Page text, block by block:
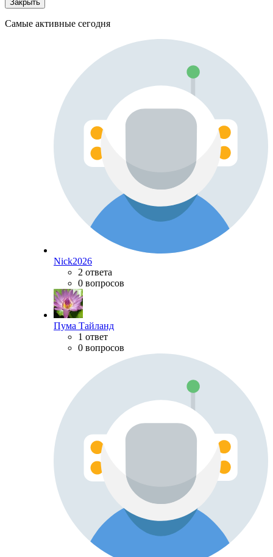
Закрыть
Самые активные сегодня
Nick2026
2 ответа
0 вопросов
Пума Тайланд
1 ответ
0 вопросов